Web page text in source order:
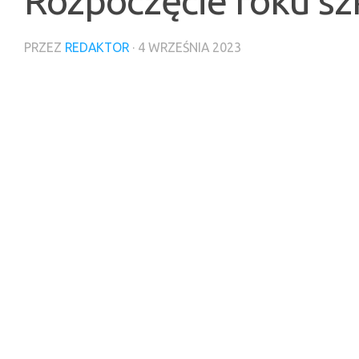
PRZEZ REDAKTOR · 4 WRZEŚNIA 2023